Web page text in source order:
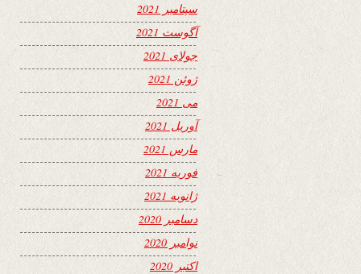
سپتامبر 2021
آگوست 2021
جولای 2021
ژوئن 2021
می 2021
آوریل 2021
مارس 2021
فوریه 2021
ژانویه 2021
دسامبر 2020
نوامبر 2020
اکتبر 2020